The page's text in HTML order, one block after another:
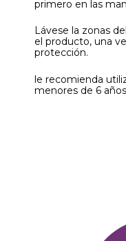
primero en las
Lávese la zonas
el producto, una
protección.
le recomienda
menores de 6